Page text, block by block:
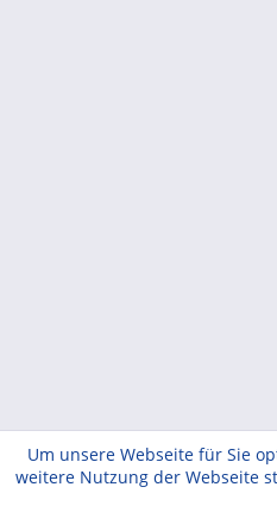
Um unsere Webseite für Sie
weitere Nutzung der Webseite